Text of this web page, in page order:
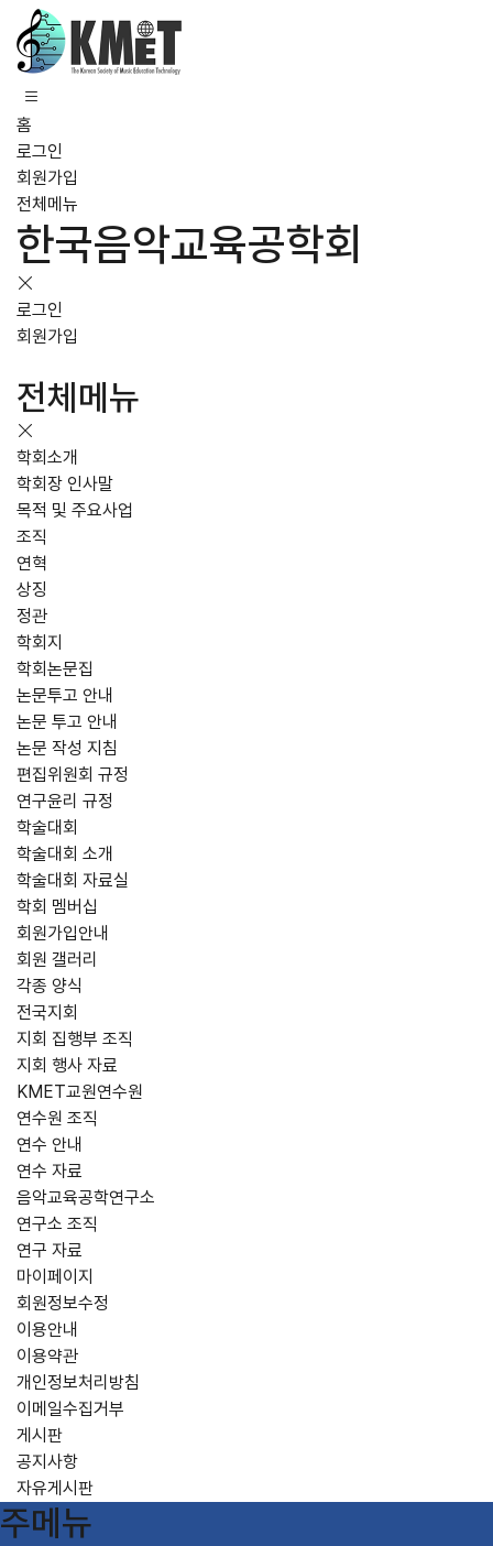
홈
로그인
회원가입
전체메뉴
한국음악교육공학회
로그인
회원가입
전체메뉴
학회소개
학회장 인사말
목적 및 주요사업
조직
연혁
상징
정관
학회지
학회논문집
논문투고 안내
논문 투고 안내
논문 작성 지침
편집위원회 규정
연구윤리 규정
학술대회
학술대회 소개
학술대회 자료실
학회 멤버십
회원가입안내
회원 갤러리
각종 양식
전국지회
지회 집행부 조직
지회 행사 자료
KMET교원연수원
연수원 조직
연수 안내
연수 자료
음악교육공학연구소
연구소 조직
연구 자료
마이페이지
회원정보수정
이용안내
이용약관
개인정보처리방침
이메일수집거부
게시판
공지사항
자유게시판
주메뉴